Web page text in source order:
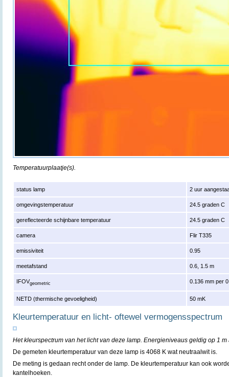
Temperatuurplaatje(s).
status lamp 2 uur
omgevingstemperatuur 24.5 graden C
gereflecteerde schijnbare temperatuur 24.5 graden C
camera Flir T335
emissiviteit 0.95
meetafstand 0.6, 1.5 m
IFOVgeometric 0.136 mm per
NETD (thermische gevoeligheid) 50 mK
Kleurtemperatuur en licht- oftewel vermogensspectrum
Het kleurspectrum van het licht van deze lamp. Energieniveaus geldig op 1 m
De gemeten kleurtemperatuur van deze lamp is 4068 K wat neutraalwit is.
De meting is gedaan recht onder de lamp. De kleurtemperatuur kan ook
kantelhoeken.